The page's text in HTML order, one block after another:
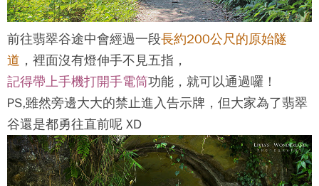
前往翡翠谷途中會經過一段長約200公尺的原始隧
道 ，裡面沒有燈伸手不見五指，
記得帶上手機打開手電筒功能，就可以通過囉！
PS,雖然旁邊大大的禁止進入告示牌，但大家為了翡翠
谷還是都勇往直前呢 XD